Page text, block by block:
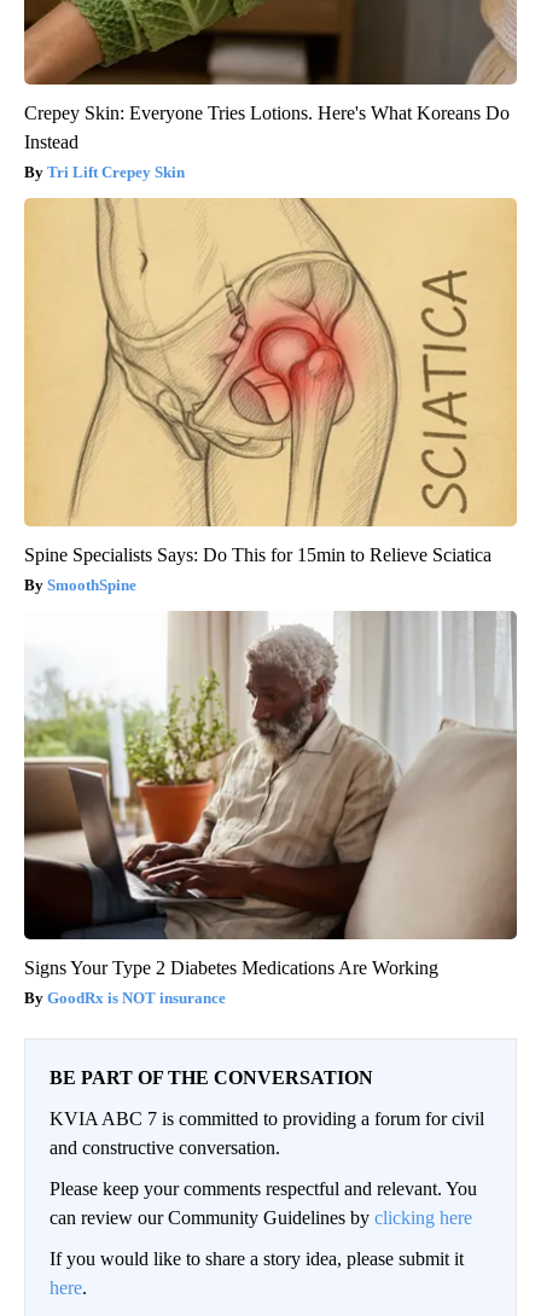
Crepey Skin: Everyone Tries Lotions. Here's What Koreans Do
Instead
Tri Lift Crepey Skin
Spine Specialists Says: Do This for 15min to Relieve Sciatica
SmoothSpine
Signs Your Type 2 Diabetes Medications Are Working
GoodRx is NOT insurance
BE PART OF THE CONVERSATION
KVIA ABC 7 is committed to providing a forum for civil
and constructive conversation.
Please keep your comments respectful and relevant. You
can review our Community Guidelines by clicking here
If you would like to share a story idea, please submit it
here.